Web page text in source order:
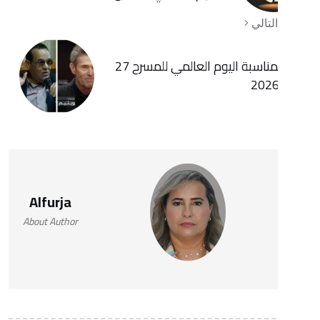
رسالة بمناسبة اليوم العالمي للمسرح 27